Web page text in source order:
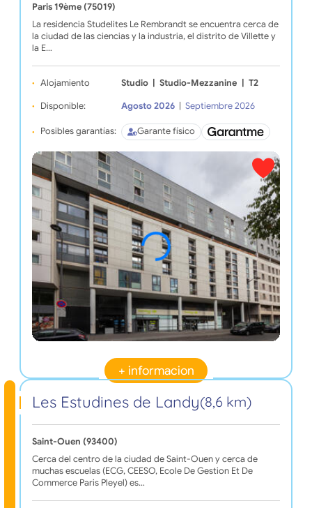
Paris 19ème (75019)
La residencia Studelites Le Rembrandt se encuentra cerca de
la ciudad de las ciencias y la industria, el distrito de Villette y
la E…
Alojamiento Studio Studio-Mezzanine T2
Disponible: Agosto 2026 Septiembre 2026
Posibles garantías: Garante físico
+ informacion
Les Estudines de Landy(8,6 km)
Saint-Ouen (93400)
Cerca del centro de la ciudad de Saint-Ouen y cerca de
muchas escuelas (ECG, CEESO, Ecole De Gestion Et De
Commerce Paris Pleyel) es…